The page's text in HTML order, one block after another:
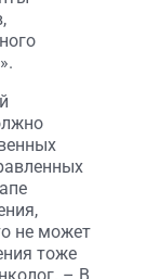
не может
тоже